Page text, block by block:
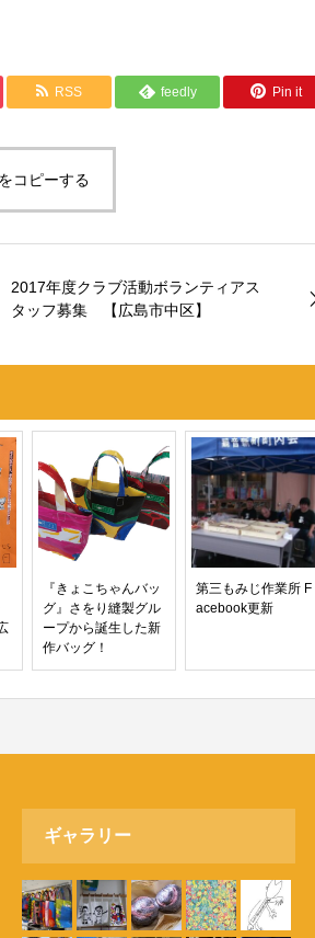
RSS feedly Pin it
コピーする
2017年度クラブ活動ボランティアス
タッフ募集 【広島市中区】
『きょこちゃんバッ
グ』さをり縫製グル
ープから誕生した新
作バッグ！
第三もみじ作業所 F
acebook更新
ギャラリー